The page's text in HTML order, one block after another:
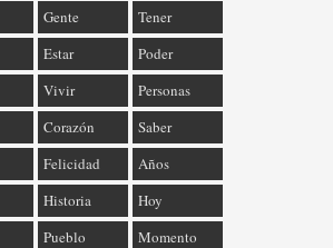
Gente
Tener
Estar
Poder
Vivir
Personas
Corazón
Saber
Felicidad
Años
Historia
Hoy
Pueblo Momento